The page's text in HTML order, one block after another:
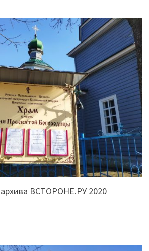
ВСТОРОНЕ.РУ 2020